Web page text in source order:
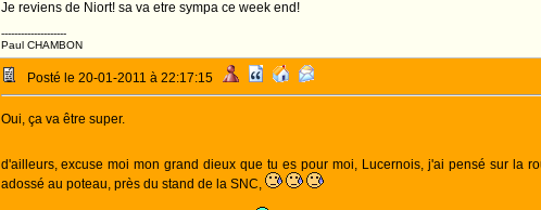
Je reviens de Niort! sa va etre sympa ce week end!
--------------------
Paul CHAMBON
Posté le 20-01-2011 à 22:17:15
Oui, ça va être super.
d'ailleurs, excuse moi mon grand dieux que tu es pour moi, Lucernois, j'ai pensé sur la
adossé au poteau, près du stand de la SNC,